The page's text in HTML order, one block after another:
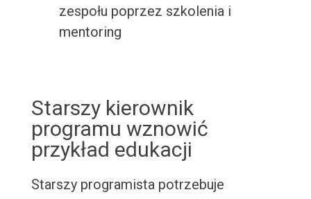
zespołu poprzez szkolenia i
mentoring
Starszy kierownik
programu wznowić
przykład edukacji
Starszy programista potrzebuje